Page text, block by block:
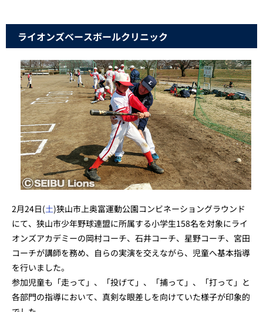
ライオンズベースボールクリニック
2月24日(土)狭山市上奥富運動公園コンビネーショングラウンド
にて、狭山市少年野球連盟に所属する小学生158名を対象にライ
オンズアカデミーの岡村コーチ、石井コーチ、星野コーチ、宮田
コーチが講師を務め、自らの実演を交えながら、児童へ基本指導
を行いました。
参加児童も「走って」、「投げて」、「捕って」、「打って」と
各部門の指導において、真剣な眼差しを向けていた様子が印象的